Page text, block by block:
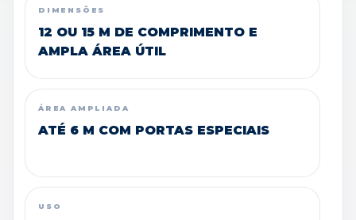
DIMENSÕES
12 OU 15 M DE COMPRIMENTO E
AMPLA ÁREA ÚTIL
ÁREA AMPLIADA
ATÉ 6 M COM PORTAS ESPECIAIS
USO